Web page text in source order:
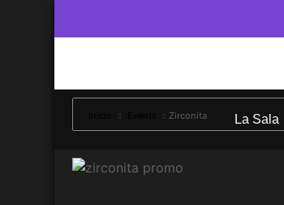
La Sala
Zirconita